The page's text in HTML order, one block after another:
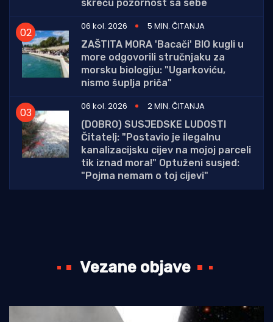
skreću pozornost sa sebe
06 kol. 2026
5 MIN. ČITANJA
ZAŠTITA MORA 'Bacači' BIO kugli u
more odgovorili stručnjaku za
morsku biologiju: "Ugarkoviću,
nismo šuplja priča"
06 kol. 2026
2 MIN. ČITANJA
(DOBRO) SUSJEDSKE LUDOSTI
Čitatelj: "Postavio je ilegalnu
kanalizacijsku cijev na mojoj parceli
tik iznad mora!" Optuženi susjed:
"Pojma nemam o toj cijevi"
Vezane objave